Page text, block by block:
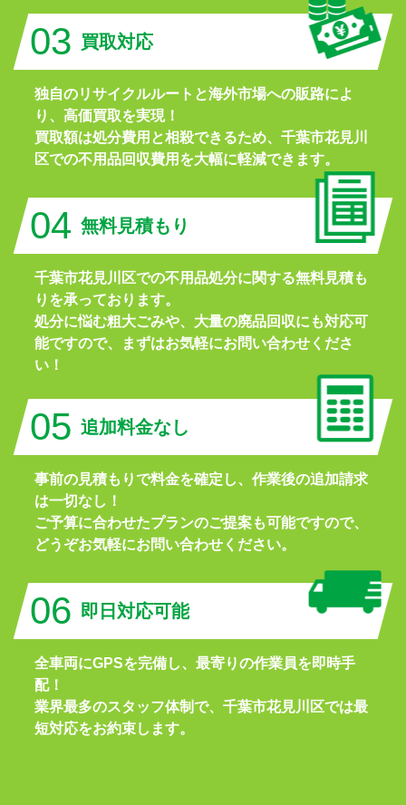
03 買取対応
独自のリサイクルルートと海外市場への販路によ
り、高価買取を実現！
買取額は処分費用と相殺できるため、千葉市花見川
区での不用品回収費用を大幅に軽減できます。
04 無料見積もり
千葉市花見川区での不用品処分に関する無料見積も
りを承っております。
処分に悩む粗大ごみや、大量の廃品回収にも対応可
能ですので、まずはお気軽にお問い合わせくださ
い！
05 追加料金なし
事前の見積もりで料金を確定し、作業後の追加請求
は一切なし！
ご予算に合わせたプランのご提案も可能ですので、
どうぞお気軽にお問い合わせください。
06 即日対応可能
全車両にGPSを完備し、最寄りの作業員を即時手
配！
業界最多のスタッフ体制で、千葉市花見川区では最
短対応をお約束します。